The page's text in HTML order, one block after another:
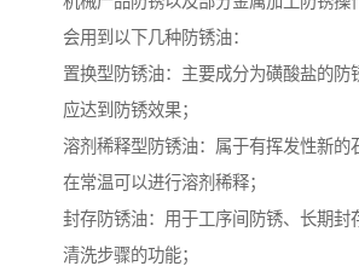
会用到以下几种防锈油：
置换型防锈油：主要成分为磺酸盐的防
应达到防锈效果；
溶剂稀释型防锈油：属于有挥发性新的
在常温可以进行溶剂稀释；
封存防锈油：用于工序间防锈、长期封
清洗步骤的功能；